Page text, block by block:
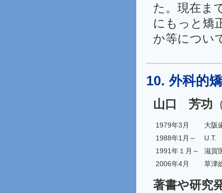
た。現在ま
にもっと矯
か等につい
10. 外科的
山口 芳功
1979年3月
大阪
1988年1月～
U.T.
1991年１月～
滋賀
2006年4月
草津
著書や研究